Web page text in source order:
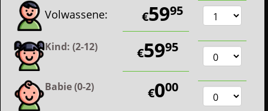
Volwassene: €5995
Kind: (2-12) €5995
Babie (0-2) €000